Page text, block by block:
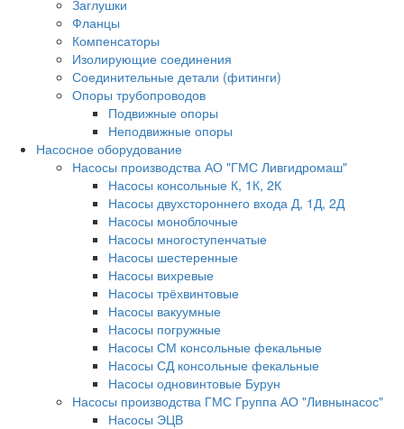
Заглушки
Фланцы
Компенсаторы
Изолирующие соединения
Соединительные детали (фитинги)
Опоры трубопроводов
Подвижные опоры
Неподвижные опоры
Насосное оборудование
Насосы производства АО "ГМС Ливгидромаш"
Насосы консольные К, 1К, 2К
Насосы двухстороннего входа Д, 1Д, 2Д
Насосы моноблочные
Насосы многоступенчатые
Насосы шестеренные
Насосы вихревые
Насосы трёхвинтовые
Насосы вакуумные
Насосы погружные
Насосы СМ консольные фекальные
Насосы СД консольные фекальные
Насосы одновинтовые Бурун
Насосы производства ГМС Группа АО "Ливнынасос"
Насосы ЭЦВ